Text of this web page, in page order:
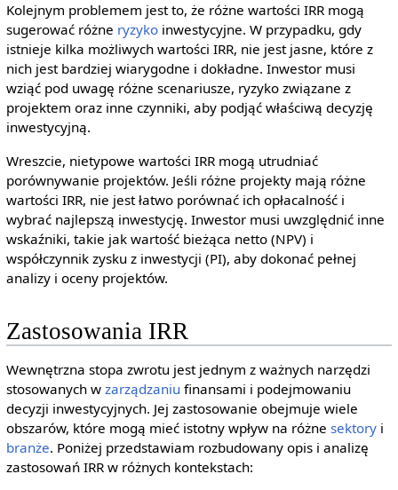
Kolejnym problemem jest to, że różne wartości IRR mogą
sugerować różne ryzykoinwestycyjne. W przypadku, gdy
istnieje kilka możliwych wartości IRR, nie jest jasne, które z
nich jest bardziej wiarygodne i dokładne. Inwestor musi
wziąć pod uwagę różne scenariusze, ryzyko związane z
projektem oraz inne czynniki, aby podjąć właściwą decyzję
inwestycyjną.
Wreszcie, nietypowe wartości IRR mogą utrudniać
porównywanie projektów. Jeśli różne projekty mają różne
wartości IRR, nie jest łatwo porównać ich opłacalność i
wybrać najlepszą inwestycję. Inwestor musi uwzględnić inne
wskaźniki, takie jak wartość bieżąca netto (NPV) i
współczynnik zysku z inwestycji (PI), aby dokonać pełnej
analizy i oceny projektów.
Zastosowania IRR
Wewnętrzna stopa zwrotu jest jednym z ważnych narzędzi
stosowanych w zarządzaniu finansami i podejmowaniu
decyzji inwestycyjnych. Jej zastosowanie obejmuje wiele
obszarów, które mogą mieć istotny wpływ na różne sektoryi
branże. Poniżej przedstawiam rozbudowany opis i analizę
zastosowań IRR w różnych kontekstach: